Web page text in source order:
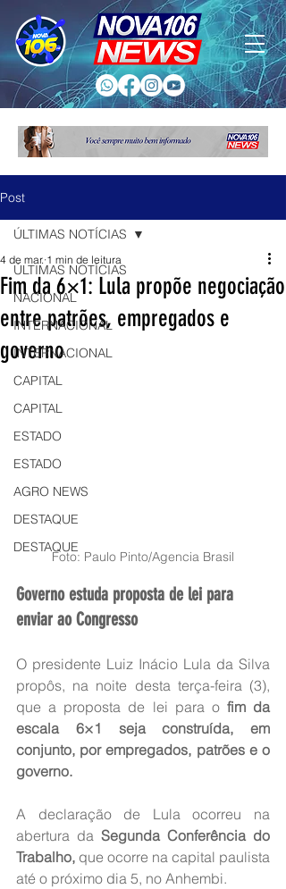
Post
ÚLTIMAS NOTÍCIAS
NACIONAL
INTERNACIONAL
INTERNACIONAL
CAPITAL
CAPITAL
ESTADO
ESTADO
AGRO NEWS
DESTAQUE
DESTAQUE
ÚLTIMAS NOTÍCIAS
Fim da 6×1: Lula propõe negociação
entre patrões, empregados e
governo
4 de mar. 1 min de leitura
Foto: Paulo Pinto/Agencia Brasil
Governo estuda proposta de lei para
enviar ao Congresso
O presidente Luiz Inácio Lula da Silva
propôs, na noite desta terça-feira (3),
que a proposta de lei para o fim da
escala 6×1 seja construída, em
conjunto, por empregados, patrões e o
governo.
A declaração de Lula ocorreu na
abertura da Segunda Conferência do
Trabalho, que ocorre na capital paulista
até o próximo dia 5, no Anhembi.